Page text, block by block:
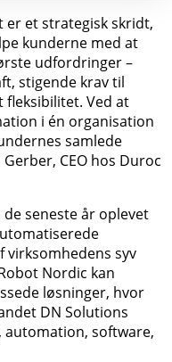
er et strategisk skridt,
kunderne med at
udfordringer –
stigende krav til
Ved at
i én organisation
samlede
CEO hos Duroc
seneste år oplevet
syv
Nordic kan
løsninger, hvor
DN Solutions
software,